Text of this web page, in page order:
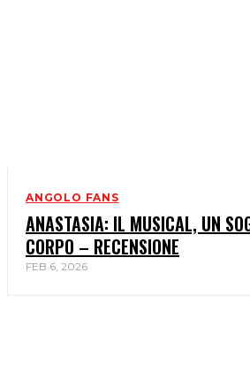
ANGOLO FANS
ANASTASIA: IL MUSICAL, UN
CORPO – RECENSIONE
FEB 6, 2026